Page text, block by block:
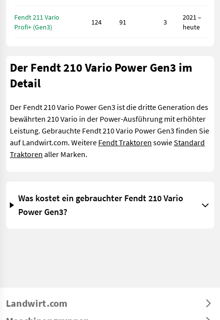
Fendt 211 Vario
Profi+ (Gen3)
124 91 3
2021 –
heute
Der Fendt 210 Vario Power Gen3 im
Detail
Der Fendt 210 Vario Power Gen3 ist die dritte Generation des
bewährten 210 Vario in der Power-Ausführung mit erhöhter
Leistung. Gebrauchte Fendt 210 Vario Power Gen3 finden Sie
auf Landwirt.com. Weitere Fendt Traktoren sowieStandard
Traktoren aller Marken.
Was kostet ein gebrauchter Fendt 210 Vario
Power Gen3?
Landwirt.com